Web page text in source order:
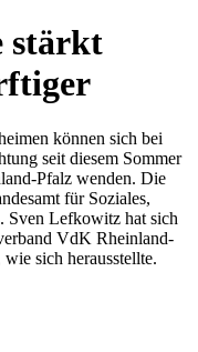
stärkt
können sich bei
seit diesem Sommer
Pfalz wenden. Die
für Soziales,
Sven Lefkowitz hat sich
VdK Rheinland-
sich herausstellte.